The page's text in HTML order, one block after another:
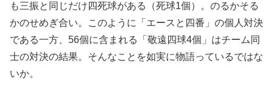
も三振と同じだけ四死球がある（死球1個）。のるかそる
かのせめぎ合い。このように「エースと四番」の個人対決
である一方、56個に含まれる「敬遠四球4個」はチーム同
士の対決の結果。そんなことを如実に物語っているではな
いか。